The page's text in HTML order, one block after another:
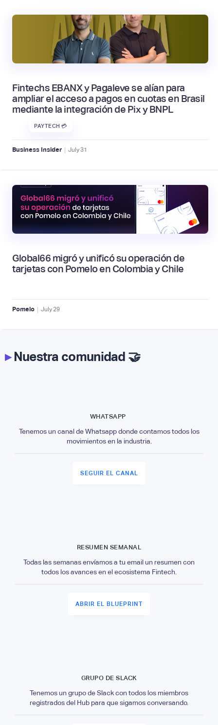
Fintechs EBANX y Pagaleve se alían para
ampliar el acceso a pagos en cuotas en Brasil
mediante la integración de Pix y BNPL
PAYTECH 💳
Business Insider | July31
Global66 migró y unificó su operación de
tarjetas con Pomelo en Colombia y Chile
Pomelo | July 29
▸Nuestra comunidad 🤝
WHATSAPP
Tenemos un canal de Whatsapp donde contamos todos los
movimientos en la industria.
SEGUIR EL CANAL
RESUMEN SEMANAL
Todas las semanas envíamos a tu email un resumen con
todos los avances en el ecosistema Fintech.
ABRIR EL BLUEPRINT
GRUPO DE SLACK
Tenemos un grupo de Slack con todos los miembros
registrados del Hub para que sigamos conversando.